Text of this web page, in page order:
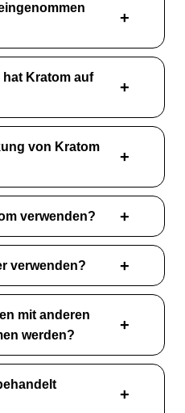
Kratom auf
von Kratom
verwenden?
verwenden?
mit anderen
werden?